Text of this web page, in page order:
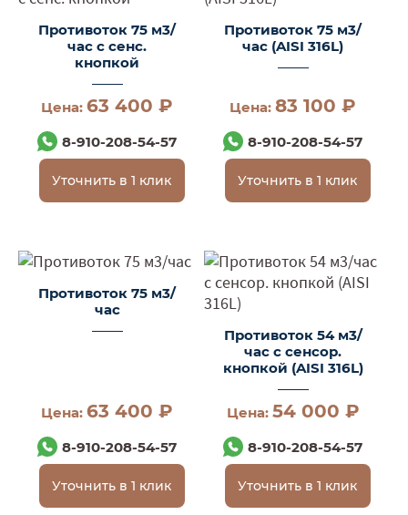
Противоток 75 м3/
час с сенс.
кнопкой
Цена:63 400 ₽
8-910-208-54-57
Уточнить в 1 клик
Противоток 75 м3/
час (AISI 316L)
Цена:83 100 ₽
8-910-208-54-57
Уточнить в 1 клик
Противоток 75 м3/
час
Цена:63 400 ₽
8-910-208-54-57
Уточнить в 1 клик
Противоток 54 м3/
час с сенсор.
кнопкой (AISI 316L)
Цена: 54 000 ₽
8-910-208-54-57
Уточнить в 1 клик